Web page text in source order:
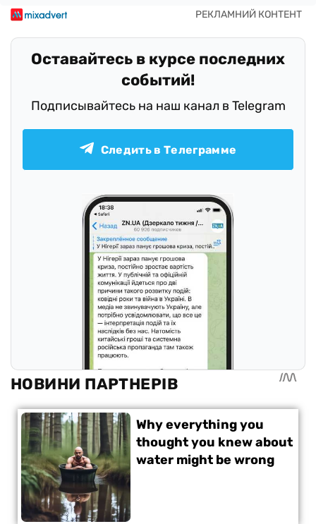
Оставайтесь в курсе последних
событий!
Подписывайтесь на наш канал в Telegram
Следить в Телеграмме